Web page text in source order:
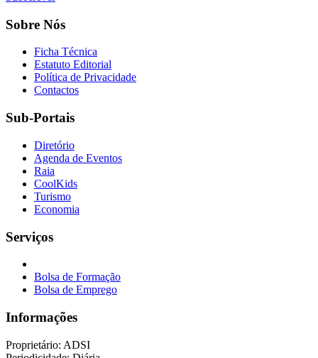
Sobre Nós
Ficha Técnica
Estatuto Editorial
Política de Privacidade
Contactos
Sub-Portais
Diretório
Agenda de Eventos
Raia
CoolKids
Turismo
Economia
Serviços
Bolsa de Formação
Bolsa de Emprego
Informações
Proprietário: ADSI